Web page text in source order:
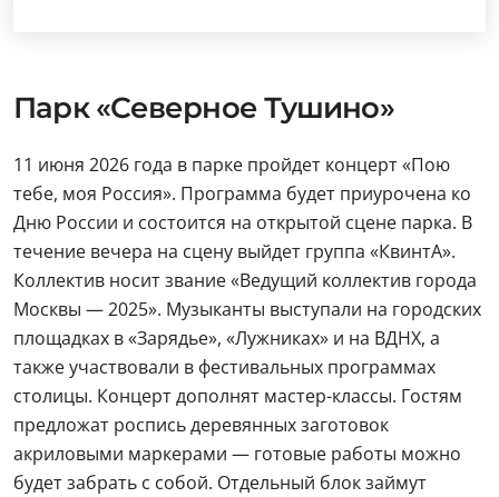
Парк «Северное Тушино»
11 июня 2026 года в парке пройдет концерт «Пою
тебе, моя Россия». Программа будет приурочена ко
Дню России и состоится на открытой сцене парка. В
течение вечера на сцену выйдет группа «КвинтА».
Коллектив носит звание «Ведущий коллектив города
Москвы — 2025». Музыканты выступали на городских
площадках в «Зарядье», «Лужниках» и на ВДНХ, а
также участвовали в фестивальных программах
столицы. Концерт дополнят мастер-классы. Гостям
предложат роспись деревянных заготовок
акриловыми маркерами — готовые работы можно
будет забрать с собой. Отдельный блок займут